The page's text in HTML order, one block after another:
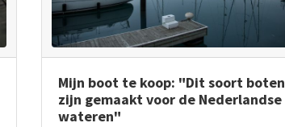
Mijn boot te koop: "Dit soort boten
zijn gemaakt voor de Nederlandse
wateren"